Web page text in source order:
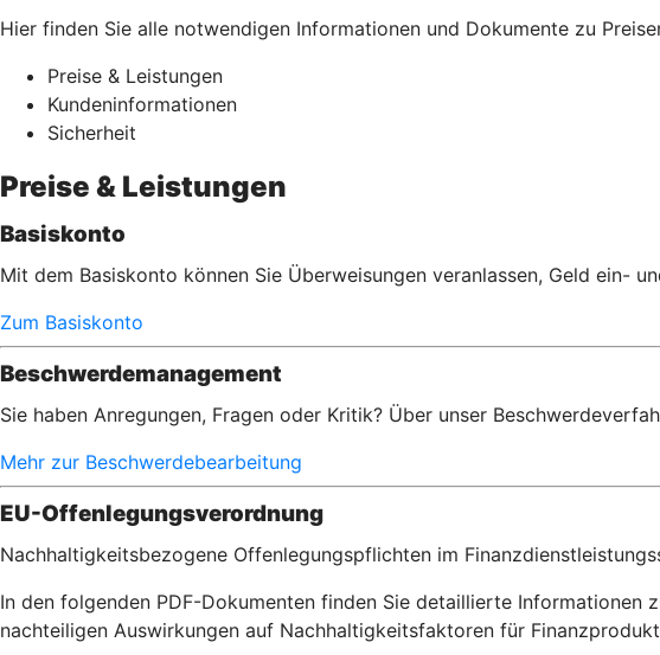
Hier finden Sie alle notwendigen Informationen und Dokumente zu
Preise & Leistungen
Kundeninformationen
Sicherheit
Preise & Leistungen
Basiskonto
Mit dem Basiskonto können Sie Überweisungen veranlassen, Geld ein-
Zum Basiskonto
Beschwerdemanagement
Sie haben Anregungen, Fragen oder Kritik? Über unser
Mehr zur Beschwerdebearbeitung
EU-Offenlegungsverordnung
Nachhaltigkeitsbezogene Offenlegungspflichten im
In den folgenden PDF-Dokumenten finden Sie detaillierte
nachteiligen Auswirkungen auf Nachhaltigkeitsfaktoren für